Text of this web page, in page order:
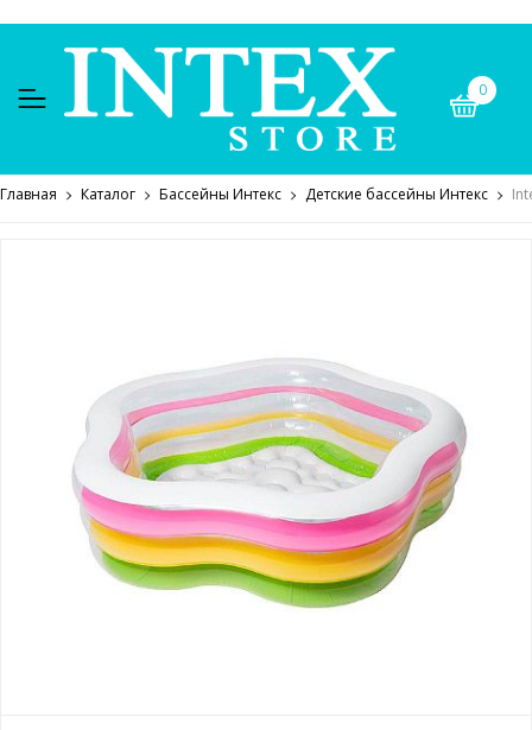
0
Главная Каталог Бассейны Интекс Детские бассейны Интекс